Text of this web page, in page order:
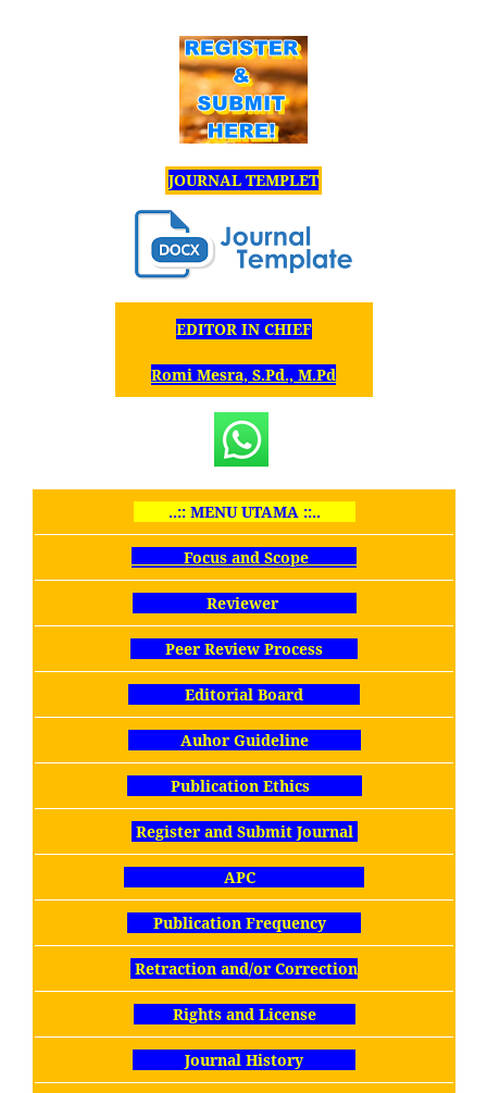
JOURNAL TEMPLET
EDITOR IN CHIEF
Romi Mesra, S.Pd., M.Pd
..:: MENU UTAMA ::..
Focus and Scope
Reviewer
Peer Review Process
Editorial Board
Auhor Guideline
Publication Ethics
Register and Submit Journal
APC
Publication Frequency
Retraction and/or Correction
Rights and License
Journal History